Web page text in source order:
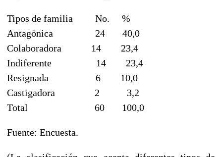
Tipos de familia No. %
Antagónica 24 40,0
Colaboradora 14 23,4
Indiferente 14 23,4
Resignada 6 10,0
Castigadora 2 3,2
Total 60 100,0
Fuente: Encuesta.